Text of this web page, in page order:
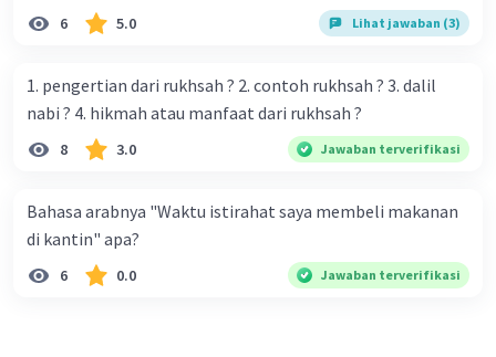
6 5.0 Lihat jawaban (3)
1. pengertian dari rukhsah ? 2. contoh rukhsah ? 3. dalil
nabi ? 4. hikmah atau manfaat dari rukhsah ?
8 3.0 Jawaban terverifikasi
Bahasa arabnya "Waktu istirahat saya membeli makanan
di kantin" apa?
6 0.0 Jawaban terverifikasi